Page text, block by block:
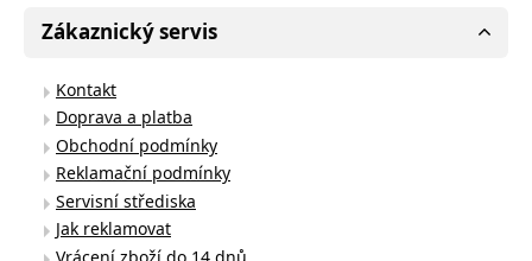
Zákaznický servis
Kontakt
Doprava a platba
Obchodní podmínky
Reklamační podmínky
Servisní střediska
Jak reklamovat